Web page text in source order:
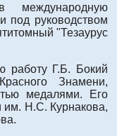
под руководством
"Тезаурус
работу Г.Б. Бокий
Знамени,
медалями. Его
Н.С. Курнакова,